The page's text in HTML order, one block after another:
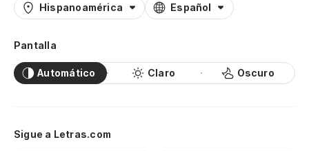
Hispanoamérica Español
Pantalla
Automático Claro Oscuro
Sigue a Letras.com